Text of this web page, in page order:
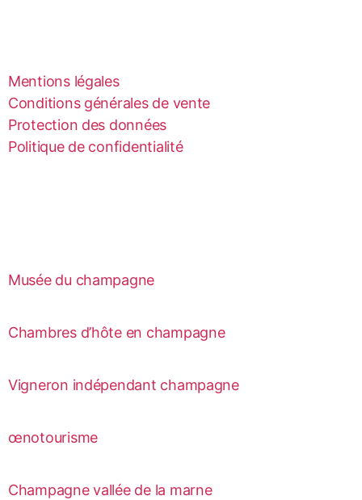
Mentions légales
Conditions générales de vente
Protection des données
Politique de confidentialité
Musée du champagne
Chambres d’hôte en champagne
Vigneron indépendant champagne
œnotourisme
Champagne vallée de la marne